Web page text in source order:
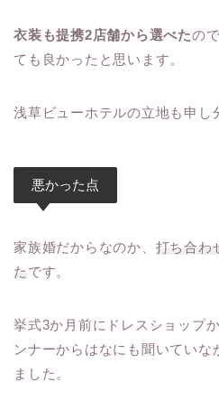
衣装も提携2店舗から選べたの
ても良かったと思います。
浅草ビューホテルの立地も申し
悪かった点
家族婚だからなのか、 打ち合わ
た です。
挙式3か月前にドレスショップ
ンナーからはなにも聞いていな
ました。